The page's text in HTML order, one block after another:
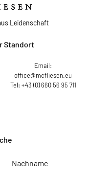
Leidenschaft
Standort
Email:
office@mcfliesen.eu
Tel: +43 (0) 660 56 95 711
Nachname